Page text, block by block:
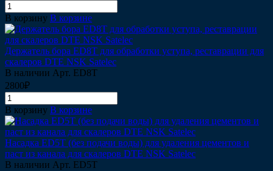
В корзину В корзине
Держатель бора ЕD8T для обработки уступа, реставрации для
скалеров DTE NSK Satelec
В наличии Арт. ЕD8T
2800₽
В корзину В корзине
Насадка ЕD5T (без подачи воды) для удаления цементов и
паст из канала для скалеров DTE NSK Satelec
В наличии Арт. ED5T